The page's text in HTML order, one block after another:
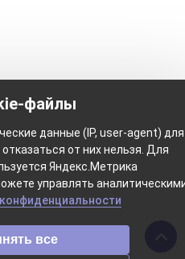
файлы
данные (IP, user-agent) для
от них нельзя. Для
Яндекс.Метрика
управлять
все